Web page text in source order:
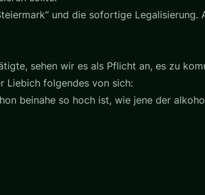
und die sofortige Legalisierung.
sehen wir es als Pflicht an, es zu
Liebich folgendes von sich:
beinahe so hoch ist, wie jene der